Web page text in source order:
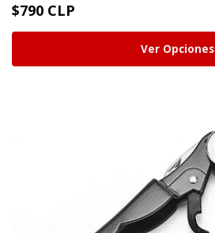
$790 CLP
Ver Opciones